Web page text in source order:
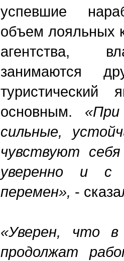
успевшие
объем лояльных
агентства,
занимаются
туристический
основным.
сильные,
чувствуют
уверенно и с
перемен», -
«Уверен, что
продолжат